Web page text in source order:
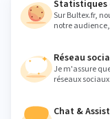
Lundi
Mardi
Jeudi